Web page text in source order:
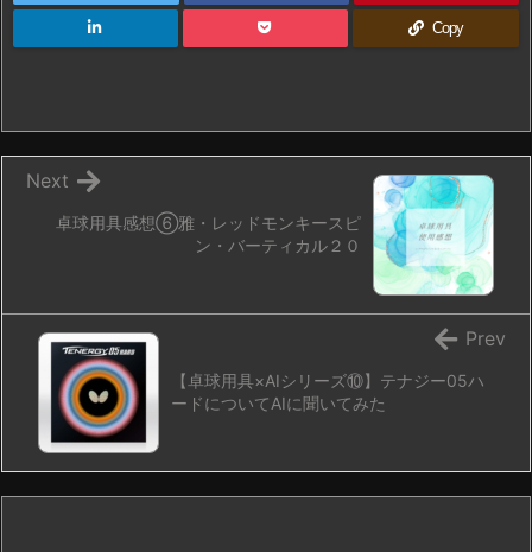
Copy
卓球用具感想⑥雅・レッドモンキースピ
ン・バーティカル２０
Next
【卓球用具×AIシリーズ⑩】テナジー05ハ
ードについてAIに聞いてみた
Prev